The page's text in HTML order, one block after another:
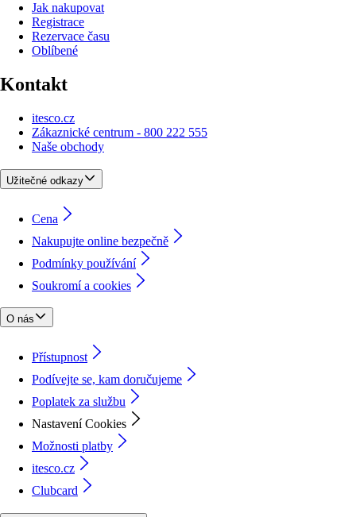
Jak nakupovat
Registrace
Rezervace času
Oblíbené
Kontakt
itesco.cz
Zákaznické centrum - 800 222 555
Naše obchody
Užitečné odkazy
Cena
Nakupujte online bezpečně
Podmínky používání
Soukromí a cookies
O nás
Přístupnost
Podívejte se, kam doručujeme
Poplatek za službu
Nastavení Cookies
Možnosti platby
itesco.cz
Clubcard